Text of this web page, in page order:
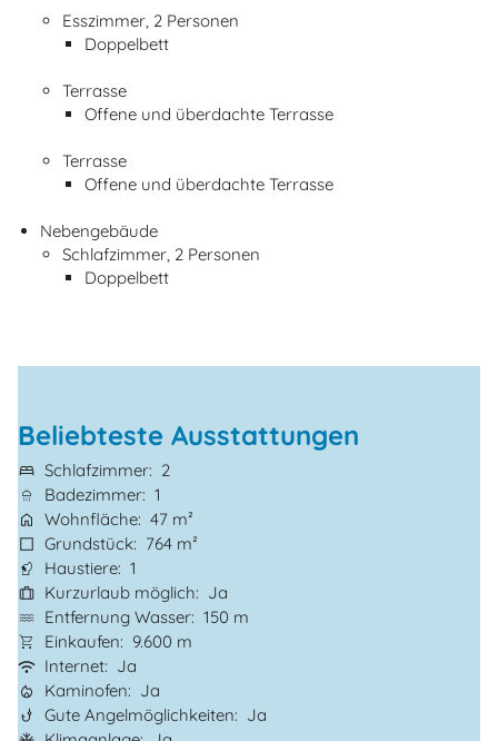
Esszimmer, 2 Personen
Doppelbett
Terrasse
Offene und überdachte Terrasse
Terrasse
Offene und überdachte Terrasse
Nebengebäude
Schlafzimmer, 2 Personen
Doppelbett
Beliebteste Ausstattungen
Schlafzimmer
2
Badezimmer 1
Wohnfläche 47 m²
Grundstück
764 m²
Haustiere 1
Kurzurlaub möglich
Ja
Entfernung Wasser 150 m
Einkaufen
9.600 m
Internet
Ja
Kaminofen
Ja
Gute Angelmöglichkeiten
Ja